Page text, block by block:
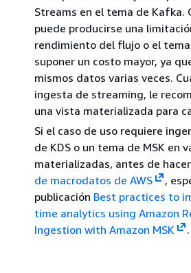
Streams en el tema de Kafka.
puede producirse una
rendimiento del flujo o el
suponer un costo mayor, ya
mismos datos varias veces.
ingesta de streaming, le
una vista materializada para
Si el caso de uso requiere
de KDS o un tema de MSK en
materializadas, antes de
de macrodatos de AWS
,
publicación Best practices to
time analytics using Amazon
Ingestion with Amazon MSK
.